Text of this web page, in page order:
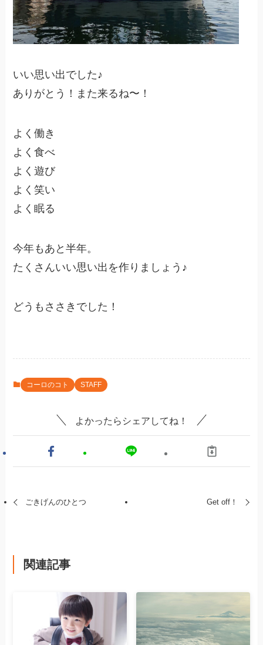
いい思い出でした♪
ありがとう！また来るね〜！
よく働き
よく食べ
よく遊び
よく笑い
よく眠る
今年もあと半年。
たくさんいい思い出を作りましょう♪
どうもささきでした！
コーロのコト STAFF
よかったらシェアしてね！
ごきげんのひとつ Get off！
関連記事